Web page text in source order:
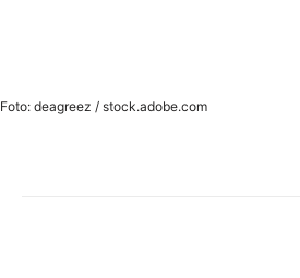
Foto: deagreez / stock.adobe.com